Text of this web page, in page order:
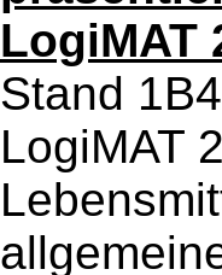
LogiMAT
Stand
LogiMAT